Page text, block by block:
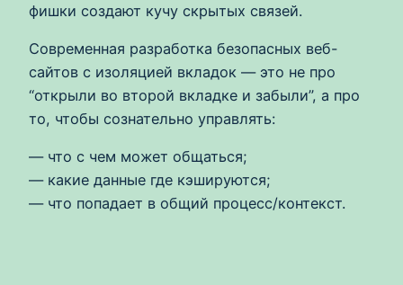
фишки создают кучу скрытых связей.
Современная разработка безопасных веб-
сайтов с изоляцией вкладок — это не про
“открыли во второй вкладке и забыли”, а про
то, чтобы сознательно управлять:
— что с чем может общаться;
— какие данные где кэшируются;
— что попадает в общий процесс/контекст.